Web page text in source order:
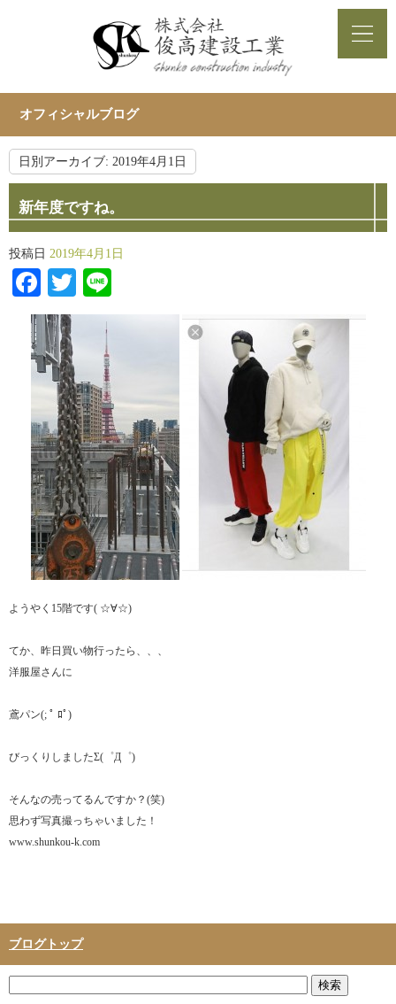
オフィシャルブログ
日別アーカイブ: 2019年4月1日
新年度ですね。
投稿日 2019年4月1日
Facebook
Twitter
ようやく15階です( ☆∀☆)
てか、昨日買い物行ったら、、、
洋服屋さんに
鳶パン(; ﾟ ﾛﾟ)
びっくりしましたΣ(゜Д゜)
そんなの売ってるんですか？(笑)
思わず写真撮っちゃいました！
www.shunkou-k.com
ブログトップ